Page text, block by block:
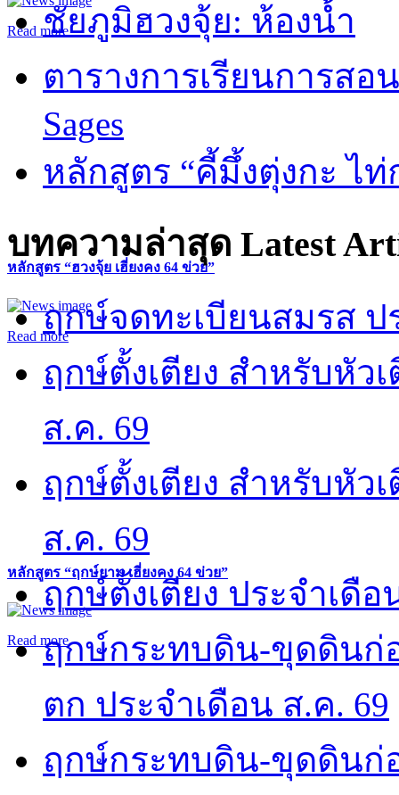
Read more
หลักสูตร “ฮวงจุ้ย เฮี่ยงคง 64 ข่วย”
Read more
หลักสูตร “ฤกษ์ยาม เฮี่ยงคง 64 ข่วย”
Read more
ชัยภูมิฮวงจุ้ย: ห้องน้ำ
ตารางการเรียนการส
Sages
หลักสูตร “คี้มึ้งตุ่งกะ ไ
บทความล่าสุด Latest
ฤกษ์จดทะเบียนสมรส ป
ฤกษ์ตั้งเตียง สำหรับหัว
ส.ค. 69
ฤกษ์ตั้งเตียง สำหรับหัว
ส.ค. 69
ฤกษ์ตั้งเตียง ประจำเดือ
ฤกษ์กระทบดิน-ขุดดินก่
ตก ประจำเดือน ส.ค. 69
ฤกษ์กระทบดิน-ขุดดินก่